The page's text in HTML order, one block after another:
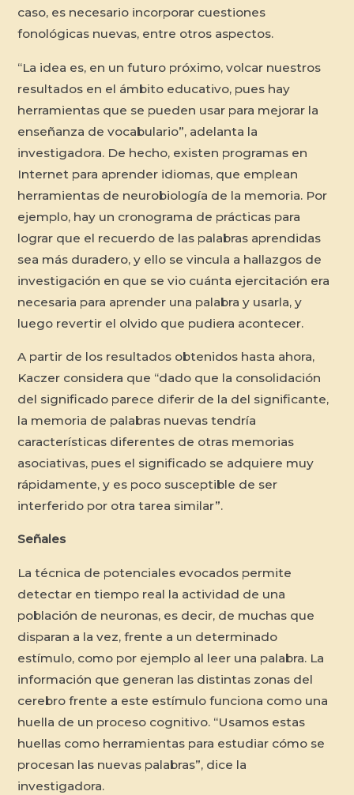
caso, es necesario incorporar cuestiones
fonológicas nuevas, entre otros aspectos.
“La idea es, en un futuro próximo, volcar nuestros
resultados en el ámbito educativo, pues hay
herramientas que se pueden usar para mejorar la
enseñanza de vocabulario”, adelanta la
investigadora. De hecho, existen programas en
Internet para aprender idiomas, que emplean
herramientas de neurobiología de la memoria. Por
ejemplo, hay un cronograma de prácticas para
lograr que el recuerdo de las palabras aprendidas
sea más duradero, y ello se vincula a hallazgos de
investigación en que se vio cuánta ejercitación era
necesaria para aprender una palabra y usarla, y
luego revertir el olvido que pudiera acontecer.
A partir de los resultados obtenidos hasta ahora,
Kaczer considera que “dado que la consolidación
del significado parece diferir de la del significante,
la memoria de palabras nuevas tendría
características diferentes de otras memorias
asociativas, pues el significado se adquiere muy
rápidamente, y es poco susceptible de ser
interferido por otra tarea similar”.
Señales
La técnica de potenciales evocados permite
detectar en tiempo real la actividad de una
población de neuronas, es decir, de muchas que
disparan a la vez, frente a un determinado
estímulo, como por ejemplo al leer una palabra. La
información que generan las distintas zonas del
cerebro frente a este estímulo funciona como una
huella de un proceso cognitivo. “Usamos estas
huellas como herramientas para estudiar cómo se
procesan las nuevas palabras”, dice la
investigadora.